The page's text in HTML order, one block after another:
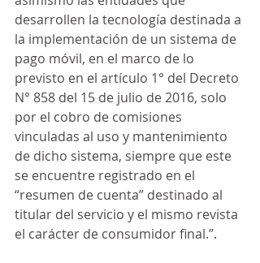
desarrollen la tecnología destinada a
la implementación de un sistema de
pago móvil, en el marco de lo
previsto en el artículo 1° del Decreto
N° 858 del 15 de julio de 2016, solo
por el cobro de comisiones
vinculadas al uso y mantenimiento
de dicho sistema, siempre que este
se encuentre registrado en el
“resumen de cuenta” destinado al
titular del servicio y el mismo revista
el carácter de consumidor final.”.